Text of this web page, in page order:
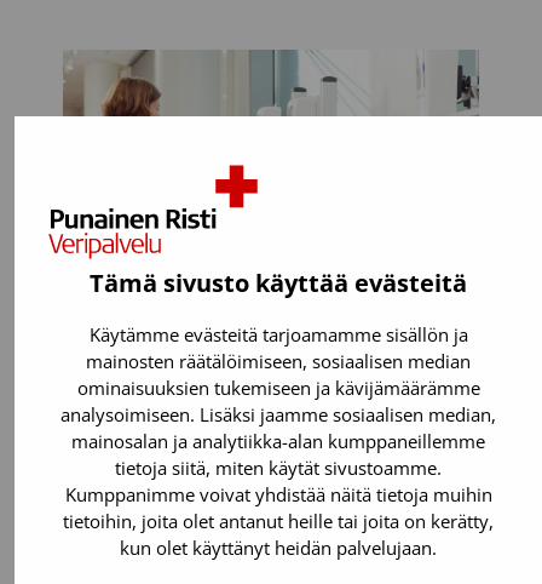
Tämä sivusto käyttää evästeitä
Käytämme evästeitä tarjoamamme sisällön ja
mainosten räätälöimiseen, sosiaalisen median
ominaisuuksien tukemiseen ja kävijämäärämme
analysoimiseen. Lisäksi jaamme sosiaalisen median,
mainosalan ja analytiikka-alan kumppaneillemme
tietoja siitä, miten käytät sivustoamme.
Kumppanimme voivat yhdistää näitä tietoja muihin
tietoihin, joita olet antanut heille tai joita on kerätty,
kun olet käyttänyt heidän palvelujaan.
Voit luovuttaa, jos:
Olet täysi-ikäinen. Verenluovutuksen
voi aloittaa vielä 65-vuotiaana.
Painat 50-199 kiloa.